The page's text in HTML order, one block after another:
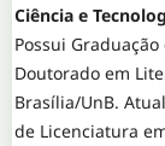
Ciência e
Possui
Doutorado em
Brasília/UnB.
de Licenciatura